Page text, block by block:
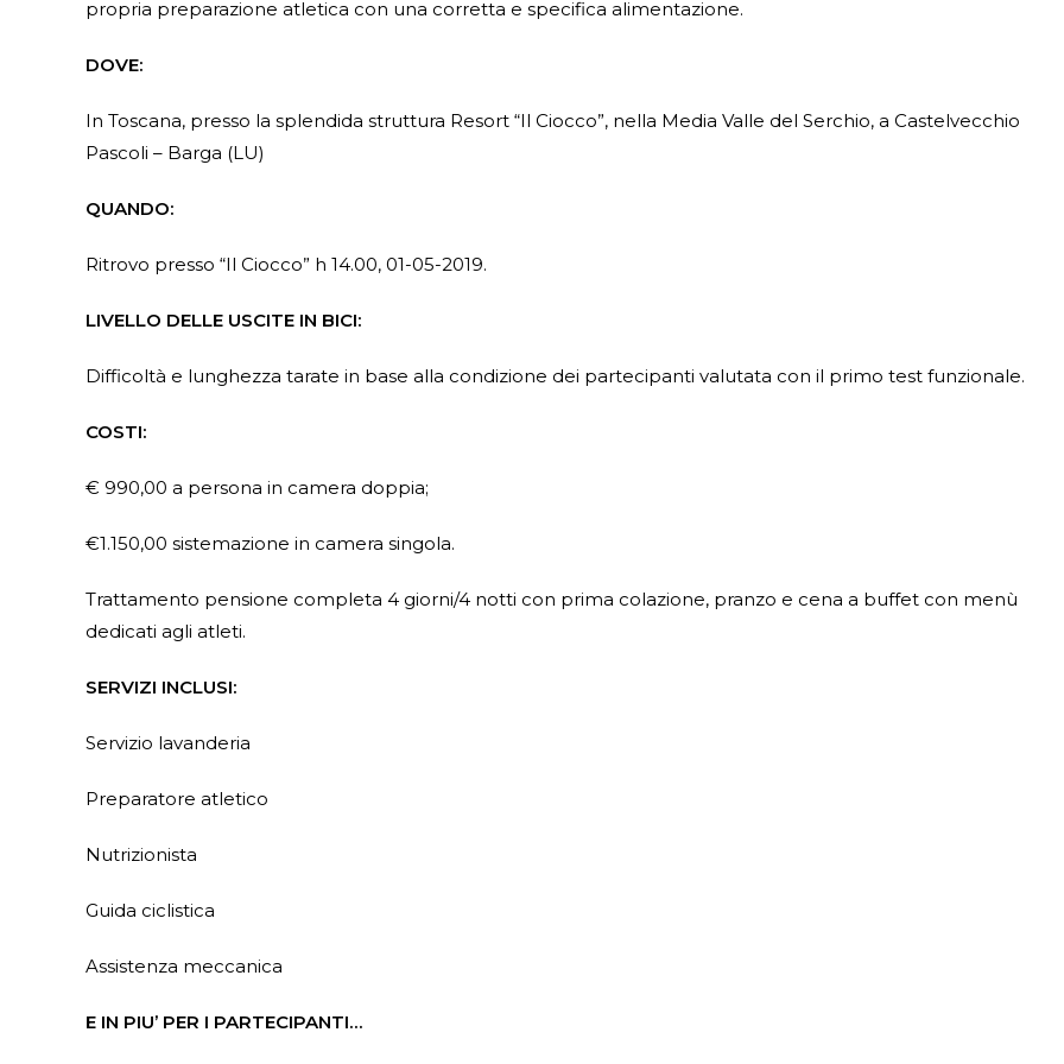
propria preparazione atletica con una corretta e specifica alimentazione.
DOVE:
In Toscana, presso la splendida struttura Resort “Il Ciocco”, nella Media Valle del Serchio, a Castelvecchio
Pascoli – Barga (LU)
QUANDO:
Ritrovo presso “Il Ciocco” h 14.00, 01-05-2019.
LIVELLO DELLE USCITE IN BICI:
Difficoltà e lunghezza tarate in base alla condizione dei partecipanti valutata con il primo test funzionale.
COSTI:
€ 990,00 a persona in camera doppia;
€1.150,00 sistemazione in camera singola.
Trattamento pensione completa 4 giorni/4 notti con prima colazione, pranzo e cena a buffet con menù
dedicati agli atleti.
SERVIZI INCLUSI:
Servizio lavanderia
Preparatore atletico
Nutrizionista
Guida ciclistica
Assistenza meccanica
E IN PIU’ PER I PARTECIPANTI…